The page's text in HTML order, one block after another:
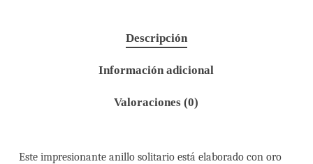
Descripción
Información adicional
Valoraciones (0)
Este impresionante anillo solitario está elaborado con oro